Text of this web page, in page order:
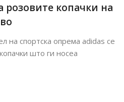
розовите копачки на
на спортска опрема adidas се
што ги носеа